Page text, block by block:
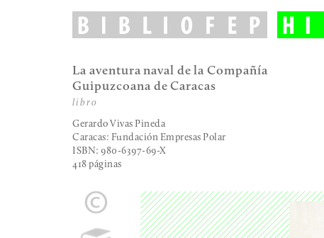
La aventura naval de la Compañía
Guipuzcoana de Caracas
libro
Gerardo Vivas Pineda
Caracas: Fundación Empresas Polar
ISBN: 980-6397-69-X
418 páginas